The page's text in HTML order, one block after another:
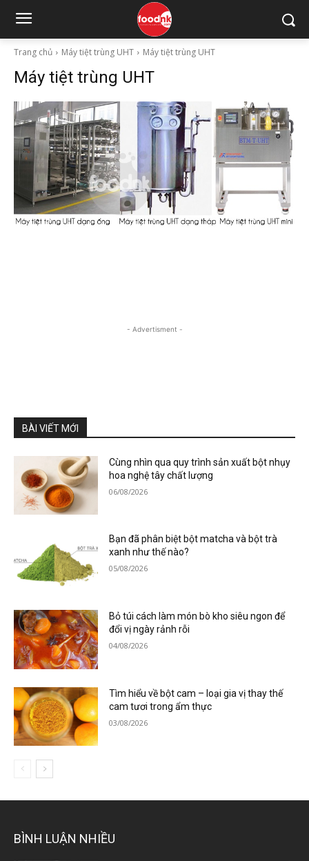
Trang chủ Máy tiệt trùng UHT Máy tiệt trùng UHT
Máy tiệt trùng UHT
- Advertisment -
BÀI VIẾT MỚI
Cùng nhìn qua quy trình sản xuất bột nhụy
hoa nghệ tây chất lượng
06/08/2026
Bạn đã phân biệt bột matcha và bột trà
xanh như thế nào?
05/08/2026
Bỏ túi cách làm món bò kho siêu ngon để
đổi vị ngày rảnh rỗi
04/08/2026
Tìm hiểu về bột cam – loại gia vị thay thế
cam tươi trong ẩm thực
03/08/2026
BÌNH LUẬN NHIỀU